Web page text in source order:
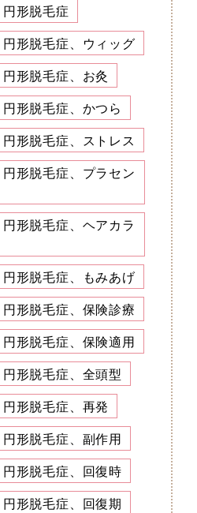
形脱毛症
形脱毛症、ウィッグ
形脱毛症、お灸
形脱毛症、かつら
形脱毛症、ストレス
形脱毛症、プラセン
形脱毛症、ヘアカラ
形脱毛症、もみあげ
形脱毛症、保険診療
形脱毛症、保険適用
形脱毛症、全頭型
形脱毛症、再発
形脱毛症、副作用
形脱毛症、回復時
形脱毛症、回復期